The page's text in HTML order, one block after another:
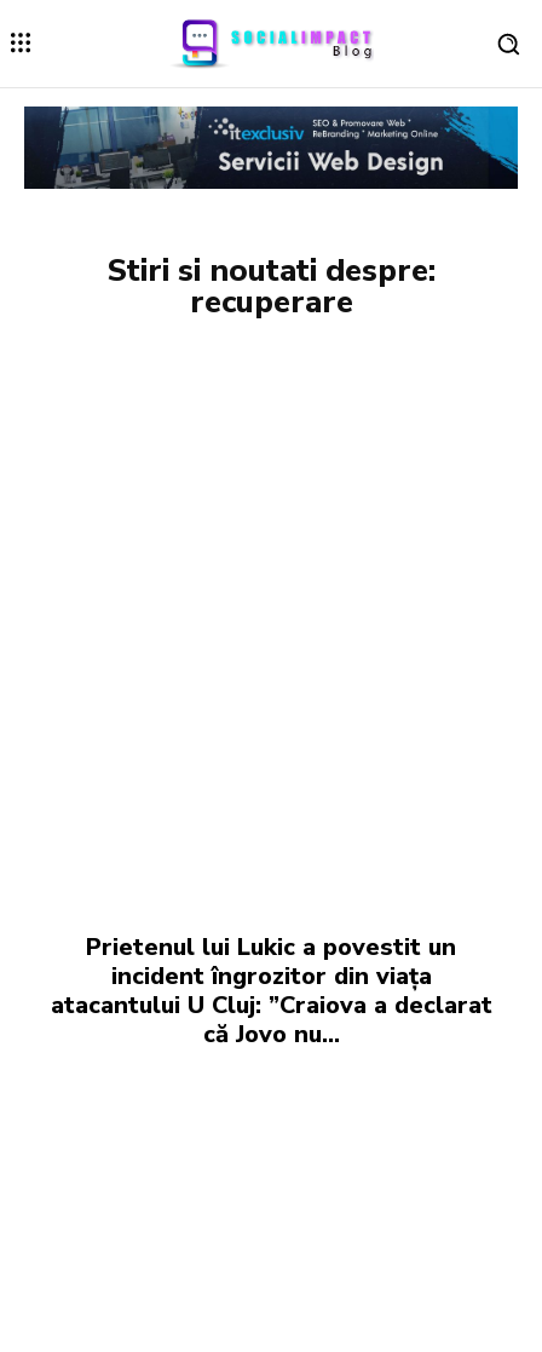
Stiri si noutati despre:
recuperare
Prietenul lui Lukic a povestit un
incident îngrozitor din viața
atacantului U Cluj: ”Craiova a declarat
că Jovo nu…